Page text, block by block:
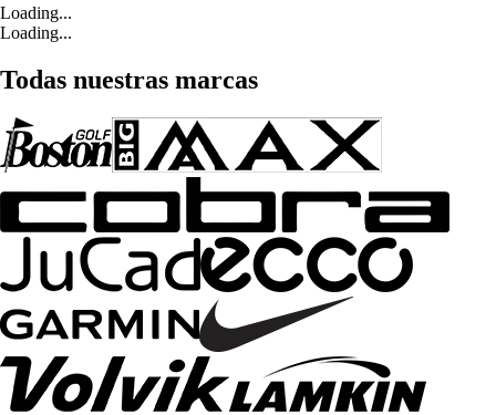
Loading...
Loading...
Todas nuestras marcas